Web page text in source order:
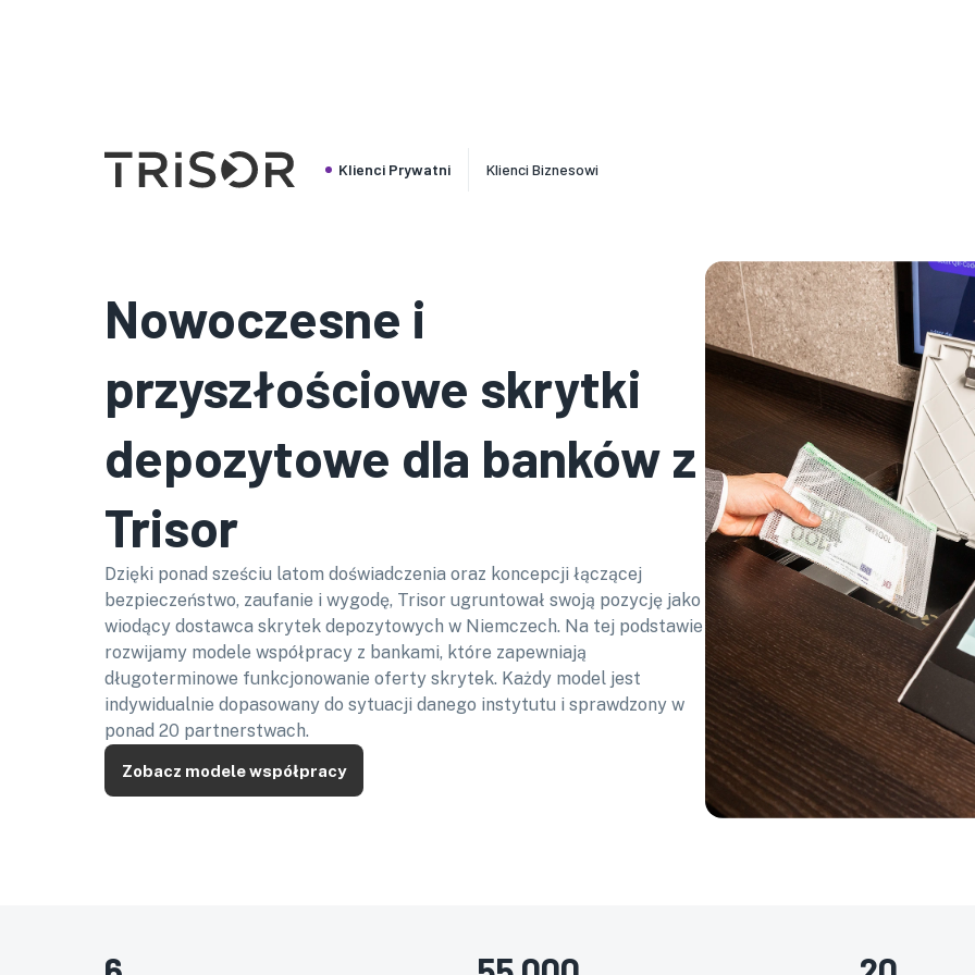
Klienci Prywatni Klienci Biznesowi
Nowoczesne i
przyszłościowe skrytki
depozytowe dla banków z
Trisor
Dzięki ponad sześciu latom doświadczenia oraz koncepcji łączącej
bezpieczeństwo, zaufanie i wygodę, Trisor ugruntował swoją pozycję jako
wiodący dostawca skrytek depozytowych w Niemczech. Na tej podstawie
rozwijamy modele współpracy z bankami, które zapewniają
długoterminowe funkcjonowanie oferty skrytek. Każdy model jest
indywidualnie dopasowany do sytuacji danego instytutu i sprawdzony w
ponad 20 partnerstwach.
Zobacz modele współpracy